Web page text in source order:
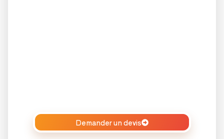
Demander un devis